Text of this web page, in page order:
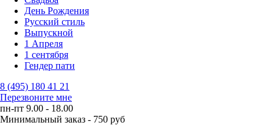
День Рождения
Русский стиль
Выпускной
1 Апреля
1 сентября
Гендер пати
8 (495) 180 41 21
Перезвоните мне
пн-пт 9.00 - 18.00
Минимальный заказ - 750 руб